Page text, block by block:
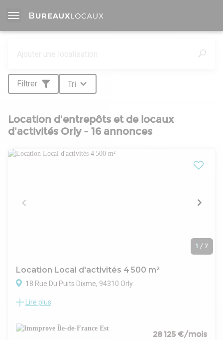
Filtrer Tri
Location d'entrepôts et de locaux
d'activités Orly - 16 annonces
1 / 7
Location Local d'activités 4 500 m²
18 Rue Du Puits Dixme, 94310 Orly
Découvrez une opportunité exceptionnelle, en exclusivité
emplacement stratégique à proximité immédiate du métro
ligne 14 et des grands axes routiers A86/A6, facilitant ainsi
Lire plus
28 125 €/mois